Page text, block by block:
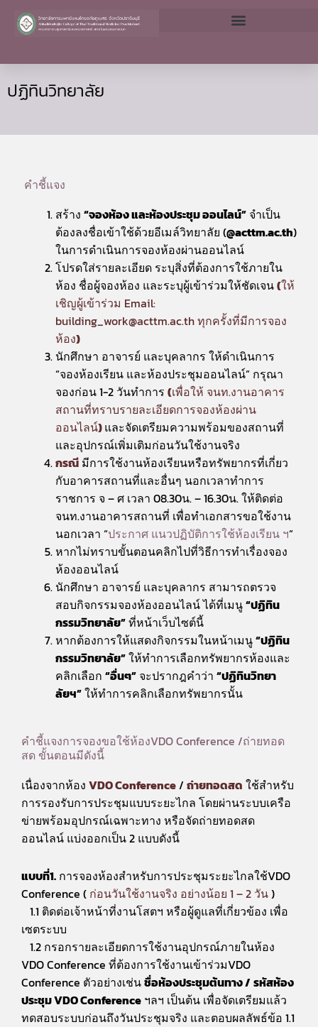
ปฏิทินวิทยาลัย
คำชี้แจง
สร้าง “จองห้อง และห้องประชุม ออนไลน์” จำเป็น
ต้องลงชื่อเข้าใช้ด้วยอีเมล์วิทยาลัย (@acttm.ac.th)
ในการดำเนินการจองห้องผ่านออนไลน์
โปรดใส่รายละเอียด ระบุสิ่งที่ต้องการใช้ภายใน
ห้อง ชื่อผู้จองห้อง และระบุผู้เข้าร่วมให้ชัดเจน(ให้
เชิญผู้เข้าร่วม Email:
building_work@acttm.ac.thทุกครั้งที่มีการจอง
ห้อง)
นักศึกษา อาจารย์ และบุคลากร ให้ดำเนินการ
“จองห้องเรียน และห้องประชุมออนไลน์” กรุณา
จองก่อน 1-2 วันทำการ (เพื่อให้ จนท.งานอาคาร
สถานที่ทราบรายละเอียดการจองห้องผ่าน
ออนไลน์)และจัดเตรียมความพร้อมของสถานที่
และอุปกรณ์เพิ่มเติมก่อนวันใช้งานจริง
กรณี มีการใช้งานห้องเรียนหรือทรัพยากรที่เกี่ยว
กับอาคารสถานที่และอื่นๆ นอกเวลาทำการ
ราชการ จ – ศ เวลา 08.30น. – 16.30น. ให้ติดต่อ
จนท.งานอาคารสถานที่ เพื่อทำเอกสารขอใช้งาน
นอกเวลา “ประกาศ แนวปฏิบัติการใช้ห้องเรียน ฯ“
หากไม่ทราบขั้นตอนคลิกไปที่วิธีการทำเรื่องจอง
ห้องออนไลน์
นักศึกษา อาจารย์ และบุคลากร สามารถตรวจ
สอบกิจกรรมจองห้องออนไลน์ ได้ที่เมนู“ปฏิทิน
กรรมวิทยาลัย”ที่หน้าเว็บไซต์นี้
หากต้องการให้แสดงกิจกรรมในหน้าเมนู“ปฏิทิน
กรรมวิทยาลัย”ให้ทำการเลือกทรัพยากรห้องและ
คลิกเลือก “อื่นๆ” จะปรากฎคำว่า “ปฏิทินวิทยา
ลัยฯ”ให้ทำการคลิกเลือกทรัพยากรนั้น
คำชี้แจงการจองขอใช้ห้องVDO Conference /ถ่ายทอด
สด ขั้นตอนมีดังนี้
เนื่องจากห้อง VDO Conference/ ถ่ายทอดสด ใช้สำหรับ
การรองรับการประชุมแบบระยะไกล โดยผ่านระบบเครือ
ข่ายพร้อมอุปกรณ์เฉพาะทาง หรือจัดถ่ายทอดสด
ออนไลน์ แบ่งออกเป็น 2 แบบดังนี้
แบบที่1. การจองห้องสำหรับการประชุมระยะไกลใช้VDO
Conference ( ก่อนวันใช้งานจริง อย่างน้อย 1 – 2 วัน)
1.1 ติดต่อเจ้าหน้าที่งานโสตฯ หรือผู้ดูแลที่เกี่ยวข้อง เพื่อ
เซตระบบ
1.2 กรอกรายละเอียดการใช้งานอุปกรณ์ภายในห้อง
VDO Conference ที่ต้องการใช้งานเข้าร่วมVDO
Conference ตัวอย่างเช่นชื่อห้องประชุมต้นทาง / รหัสห้อง
ประชุม VDO Conference ฯลฯ เป็นต้น เพื่อจัดเตรียมแล้ว
ทดสอบระบบก่อนถึงวันประชุมจริง และตอบผลลัพธ์ข้อ 1.1